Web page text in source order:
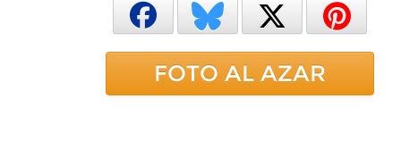
FOTO AL AZAR